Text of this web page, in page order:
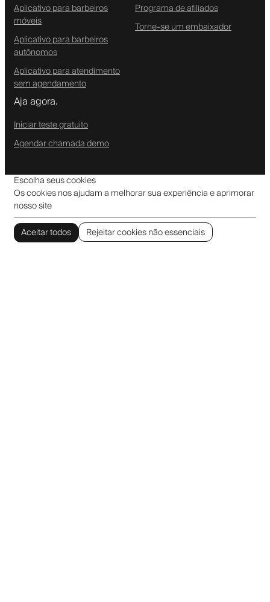
Aplicativo para barbeiros
móveis
Aplicativo para barbeiros
autônomos
Aplicativo para atendimento
sem agendamento
Programa de afiliados
Torne-se um embaixador
Aja agora.
Iniciar teste gratuito
Agendar chamada demo
Escolha seus cookies
Os cookies nos ajudam a melhorar sua experiência e aprimorar
nosso site
Aceitar todos
Rejeitar cookies não essenciais